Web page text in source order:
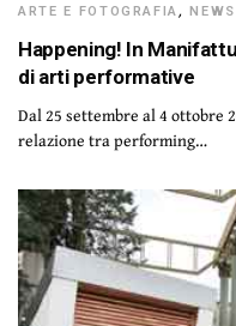
ARTE E FOTOGRAFIA, NEWS
Happening! In
di arti performative
Dal 25 settembre al 4 ottobre
relazione tra performing…